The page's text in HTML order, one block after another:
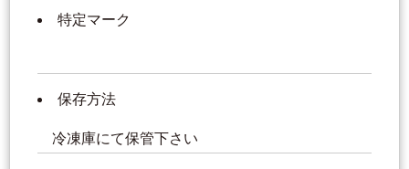
特定マーク
保存方法
冷凍庫にて保管下さい